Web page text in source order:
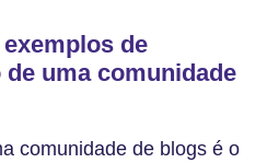
de
uma comunidade
comunidade de blogs é o